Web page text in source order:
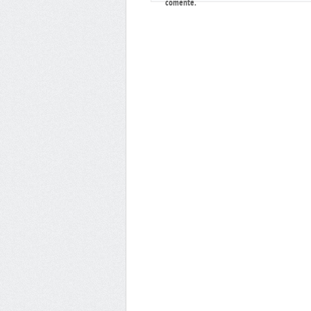
comente.